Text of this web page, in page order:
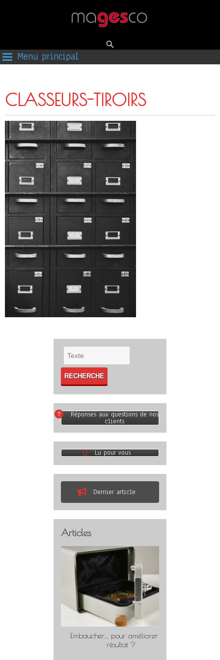
Menu principal
CLASSEURS-TIROIRS
Réponses aux questions de nos
clients
Lu pour vous
Dernier article
Articles
Embaucher… pour améliorer son
résultat ?